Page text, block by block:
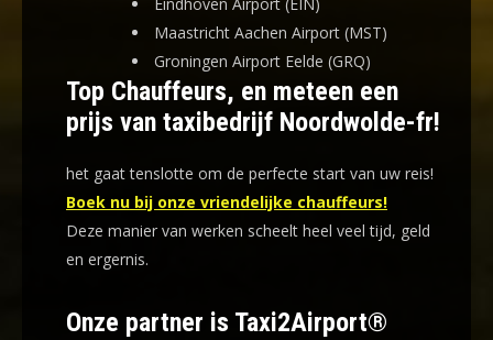
Maastricht Aachen Airport (MST)
Groningen Airport Eelde (GRQ)
Top Chauffeurs, en meteen een
prijs van taxibedrijf Noordwolde-fr!
het gaat tenslotte om de perfecte start van uw reis!
Boek nu bij onze vriendelijke chauffeurs!
Deze manier van werken scheelt heel veel tijd, geld
en ergernis.
Onze partner is Taxi2Airport®